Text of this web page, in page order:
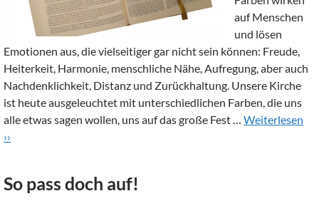
auf Menschen
und lösen
Emotionen aus, die vielseitiger gar nicht sein können: Freude,
Heiterkeit, Harmonie, menschliche Nähe, Aufregung, aber auch
Nachdenklichkeit, Distanz und Zurückhaltung. Unsere Kirche
ist heute ausgeleuchtet mit unterschiedlichen Farben, die uns
alle etwas sagen wollen, uns auf das große Fest … Weiterlesen
››
So pass doch auf!